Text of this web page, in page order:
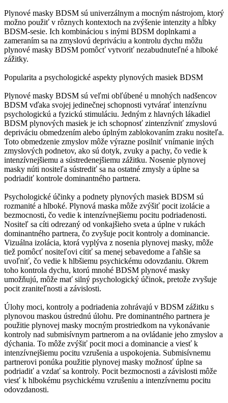
Plynové masky BDSM sú univerzálnym a mocným nástrojom, ktorý
možno použiť v rôznych kontextoch na zvýšenie intenzity a hĺbky
BDSM-sesie. Ich kombináciou s inými BDSM doplnkami a
zameraním sa na zmyslovú depriváciu a kontrolu dychu môžu
plynové masky BDSM pomôcť vytvoriť nezabudnuteľné a hlboké
zážitky.
Popularita a psychologické aspekty plynových masiek BDSM
Plynové masky BDSM sú veľmi obľúbené u mnohých nadšencov
BDSM vďaka svojej jedinečnej schopnosti vytvárať intenzívnu
psychologickú a fyzickú stimuláciu. Jedným z hlavných lákadiel
BDSM plynových masiek je ich schopnosť zintenzívniť zmyslovú
depriváciu obmedzením alebo úplným zablokovaním zraku nositeľa.
Toto obmedzenie zmyslov môže výrazne posilniť vnímanie iných
zmyslových podnetov, ako sú dotyk, zvuky a pachy, čo vedie k
intenzívnejšiemu a sústredenejšiemu zážitku. Nosenie plynovej
masky núti nositeľa sústrediť sa na ostatné zmysly a úplne sa
podriadiť kontrole dominantného partnera.
Psychologické účinky a podnety plynových masiek BDSM sú
rozmanité a hlboké. Plynová maska môže zvýšiť pocit izolácie a
bezmocnosti, čo vedie k intenzívnejšiemu pocitu podriadenosti.
Nositeľ sa cíti odrezaný od vonkajšieho sveta a úplne v rukách
dominantného partnera, čo zvyšuje pocit kontroly a dominancie.
Vizuálna izolácia, ktorá vyplýva z nosenia plynovej masky, môže
tiež pomôcť nositeľovi cítiť sa menej sebavedome a ľahšie sa
uvoľniť, čo vedie k hlbšiemu psychickému odovzdaniu. Okrem
toho kontrola dychu, ktorú mnohé BDSM plynové masky
umožňujú, môže mať silný psychologický účinok, pretože zvyšuje
pocit zraniteľnosti a závislosti.
Úlohy moci, kontroly a podriadenia zohrávajú v BDSM zážitku s
plynovou maskou ústrednú úlohu. Pre dominantného partnera je
použitie plynovej masky mocným prostriedkom na vykonávanie
kontroly nad submisívnym partnerom a na ovládanie jeho zmyslov a
dýchania. To môže zvýšiť pocit moci a dominancie a viesť k
intenzívnejšiemu pocitu vzrušenia a uspokojenia. Submisívnemu
partnerovi ponúka použitie plynovej masky možnosť úplne sa
podriadiť a vzdať sa kontroly. Pocit bezmocnosti a závislosti môže
viesť k hlbokému psychickému vzrušeniu a intenzívnemu pocitu
odovzdanosti.